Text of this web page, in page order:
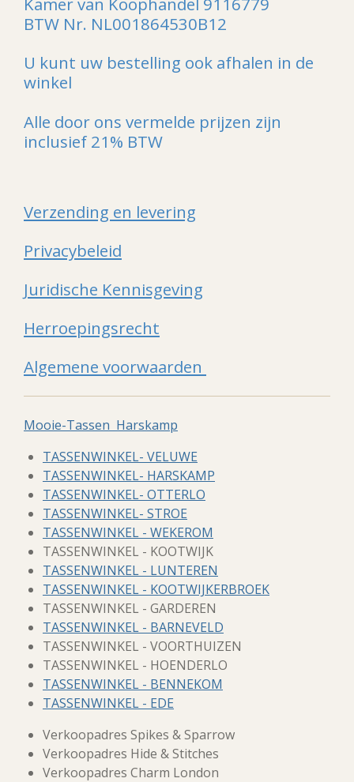
BTW Nr. NL001864530B12
U kunt uw bestelling ook afhalen in de
winkel
Alle door ons vermelde prijzen zijn
inclusief 21% BTW
Verzending en levering
Privacybeleid
Juridische Kennisgeving
Herroepingsrecht
Algemene voorwaarden
Mooie-Tassen Harskamp
TASSENWINKEL- VELUWE
TASSENWINKEL- HARSKAMP
TASSENWINKEL- OTTERLO
TASSENWINKEL- STROE
TASSENWINKEL - WEKEROM
TASSENWINKEL - KOOTWIJK
TASSENWINKEL - LUNTEREN
TASSENWINKEL - KOOTWIJKERBROEK
TASSENWINKEL - GARDEREN
TASSENWINKEL - BARNEVELD
TASSENWINKEL - VOORTHUIZEN
TASSENWINKEL - HOENDERLO
TASSENWINKEL - BENNEKOM
TASSENWINKEL - EDE
Verkoopadres Spikes & Sparrow
Verkoopadres Hide & Stitches
Verkoopadres Charm London